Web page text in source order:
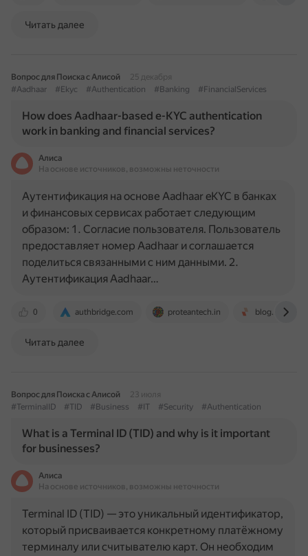
Читать далее
Вопрос для Поиска с Алисой
25 декабря
#Aadhaar
#Ekyc #Authentication #Banking #FinancialServices
How does Aadhaar-based e-KYC authentication
work in banking and financial services?
Алиса
На основе источников, возможны неточности
0 authbridge.com proteantech.in blog.zwitch.io
Аутентификация на основе Aadhaar eKYC в банках
и финансовых сервисах работает следующим
образом: 1. Согласие пользователя. Пользователь
предоставляет номер Aadhaar и соглашается
поделиться связанными с ним данными. 2.
Аутентификация Aadhaar…
Читать далее
Вопрос для Поиска с Алисой
23 июля
#TerminalID
#TID #Business #IT #Security #Authentication
What is a Terminal ID (TID) and why is it important
for businesses?
Алиса
На основе источников, возможны неточности
Terminal ID (TID) — это уникальный идентификатор,
который присваивается конкретному платёжному
терминалу или считывателю карт. Он необходим